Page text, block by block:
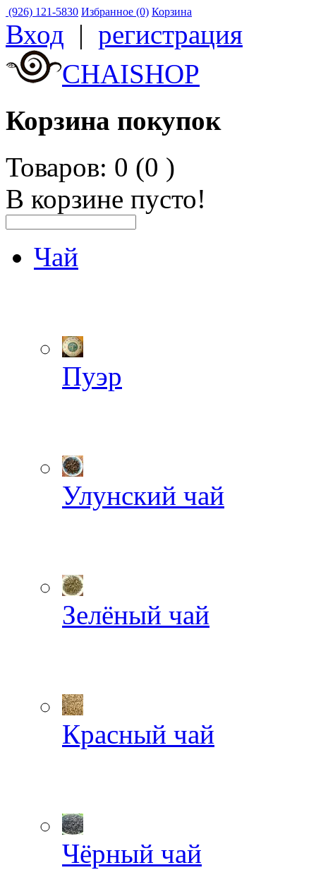
(926) 121-5830 Избранное (0) Корзина
Вход | регистрация
CHAISHOP
Корзина покупок
Товаров: 0 (0 )
В корзине пусто!
Чай
Пуэр
Улунский чай
Зелёный чай
Красный чай
Чёрный чай